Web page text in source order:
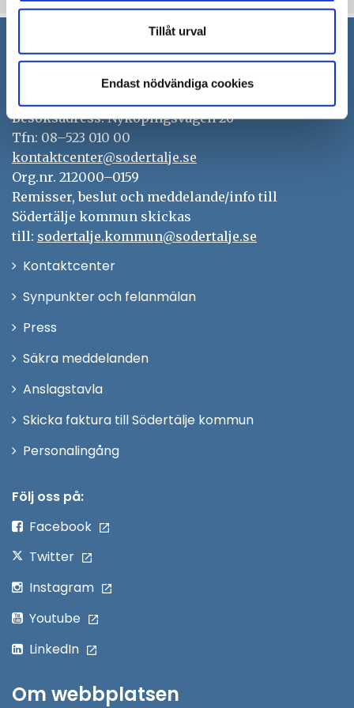
Tillåt urval
Endast nödvändiga cookies
Södertälje kommun
Besöksadress: Nyköpingsvägen 26
Tfn: 08–523 010 00
kontaktcenter@sodertalje.se
Org.nr. 212000–0159
Remisser, beslut och meddelande/info till
Södertälje kommun skickas
till: sodertalje.kommun@sodertalje.se
KontaktcenterÖppna
Synpunkter och felanmälan
Press
fönster
Säkra meddelanden
Anslagstavla
Skicka faktura till Södertälje kommun
PersonalingångÖppna
Följ oss på:
Facebook
Twitter
Instagram
Youtube
LinkedIn
Om webbplatsen